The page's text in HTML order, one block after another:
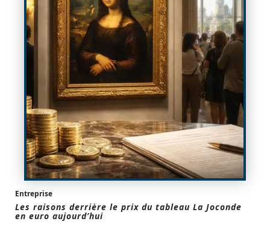
Entreprise
Les raisons derrière le prix du tableau La Joconde
en euro aujourd’hui